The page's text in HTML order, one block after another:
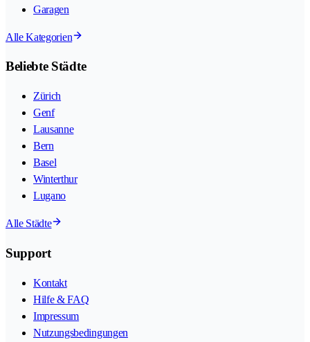
Garagen
Alle Kategorien
Beliebte Städte
Zürich
Genf
Lausanne
Bern
Basel
Winterthur
Lugano
Alle Städte
Support
Kontakt
Hilfe & FAQ
Impressum
Nutzungsbedingungen